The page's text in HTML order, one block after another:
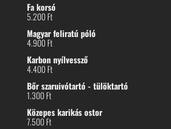
Fa korsó
5.200Ft
Magyar feliratú póló
4.900Ft
Karbon nyílvessző
4.400Ft
Bőr szaruivótartó - tülöktartó
1.300Ft
Közepes karikás ostor
7.500Ft